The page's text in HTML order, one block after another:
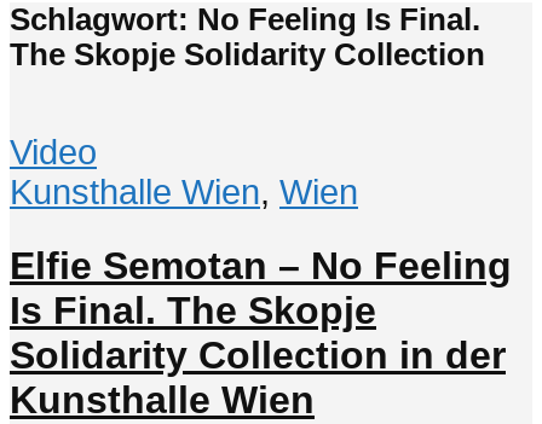
Schlagwort: No Feeling Is Final.
The Skopje Solidarity Collection
Video
Kunsthalle Wien, Wien
Elfie Semotan – No Feeling
Is Final. The Skopje
Solidarity Collection in der
Kunsthalle Wien